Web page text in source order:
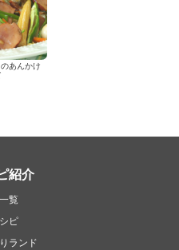
あんかけ
紹介
覧
ピ
ランド